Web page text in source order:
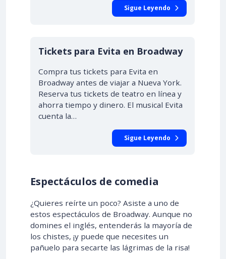
Sigue Leyendo
Tickets para Evita en Broadway
Compra tus tickets para Evita en
Broadway antes de viajar a Nueva York.
Reserva tus tickets de teatro en línea y
ahorra tiempo y dinero. El musical Evita
cuenta la…
Sigue Leyendo
Espectáculos de comedia
¿Quieres reírte un poco? Asiste a uno de
estos espectáculos de Broadway. Aunque no
domines el inglés, entenderás la mayoría de
los chistes, ¡y puede que necesites un
pañuelo para secarte las lágrimas de la risa!